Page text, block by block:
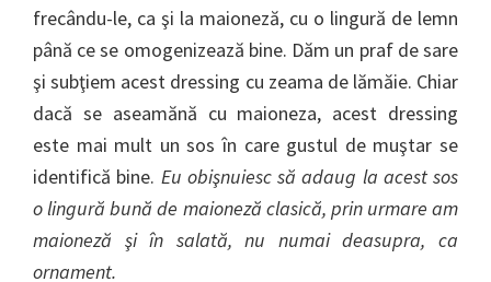
frecându-le, ca şi la maioneză, cu o lingură de lemn
până ce se omogenizează bine. Dăm un praf de sare
şi subţiem acest dressing cu zeama de lămăie. Chiar
dacă se aseamănă cu maioneza, acest dressing
este mai mult un sos în care gustul de muştar se
identifică bine. Eu obişnuiesc să adaug la acest sos
o lingură bună de maioneză clasică, prin urmare am
maioneză şi în salată, nu numai deasupra, ca
ornament.